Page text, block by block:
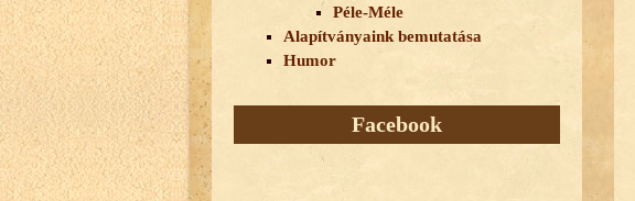
Péle-Méle
Alapítványaink bemutatása
Humor
Facebook